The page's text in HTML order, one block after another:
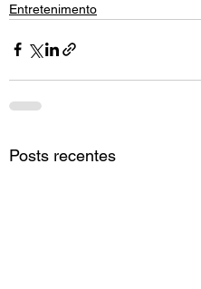
Entretenimento
Posts recentes